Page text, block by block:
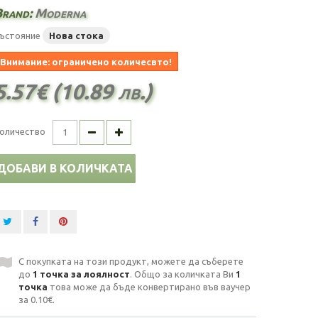
Moderna
Нова стока
Внимание: ограничено количесвто!
(10.89 лв.)
В КОЛИЧКАТА
С покупката на този продукт, можете да съберете
до 1 точка за лоялност. Общо за количката Ви 1
точка това може да бъде конвертирано във ваучер
за 0.10€.